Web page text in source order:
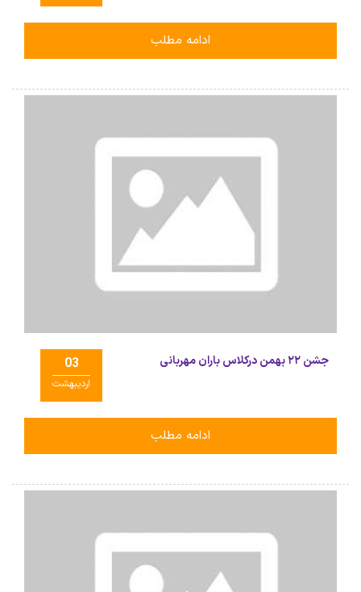
ادامه مطلب
03
اردیبهشت
جشن ۲۲ بهمن درکلاس باران مهربانی
ادامه مطلب